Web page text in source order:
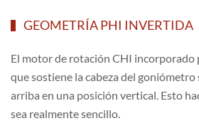
GEOMETRÍA PHI INVERTIDA
El motor de rotación CHI incorporado
que sostiene la cabeza del goniómetro
arriba en una posición vertical. Esto
sea realmente sencillo.